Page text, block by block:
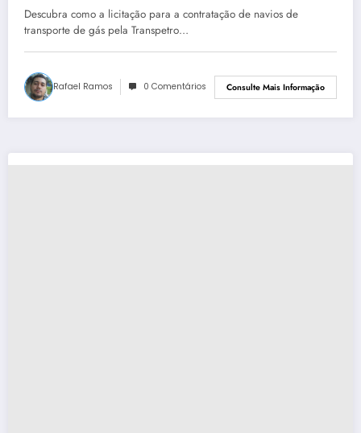
Descubra como a licitação para a contratação de navios de
transporte de gás pela Transpetro…
Rafael Ramos 0 Comentários Consulte Mais Informação